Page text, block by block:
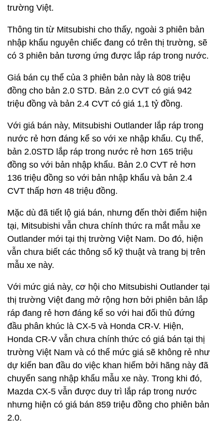
trường Việt.
Thông tin từ Mitsubishi cho thấy, ngoài 3 phiên bản
nhập khẩu nguyên chiếc đang có trên thị trường, sẽ
có 3 phiên bản tương ứng được lắp ráp trong nước.
Giá bán cụ thể của 3 phiên bản này là 808 triệu
đồng cho bản 2.0 STD. Bản 2.0 CVT có giá 942
triệu đồng và bản 2.4 CVT có giá 1,1 tỷ đồng.
Với giá bán này, Mitsubishi Outlander lắp ráp trong
nước rẻ hơn đáng kể so với xe nhập khẩu. Cụ thể,
bản 2.0STD lắp ráp trong nước rẻ hơn 165 triệu
đồng so với bản nhập khẩu. Bản 2.0 CVT rẻ hơn
136 triệu đồng so với bản nhập khẩu và bản 2.4
CVT thấp hơn 48 triệu đồng.
Mặc dù đã tiết lộ giá bán, nhưng đến thời điểm hiện
tại, Mitsubishi vẫn chưa chính thức ra mắt mẫu xe
Outlander mới tại thị trường Việt Nam. Do đó, hiện
vẫn chưa biết các thông số kỹ thuật và trang bị trên
mẫu xe này.
Với mức giá này, cơ hội cho Mitsubishi Outlander tại
thị trường Việt đang mở rộng hơn bởi phiên bản lắp
ráp đang rẻ hơn đáng kể so với hai đối thủ đứng
đầu phân khúc là CX-5 và Honda CR-V. Hiện,
Honda CR-V vẫn chưa chính thức có giá bán tại thị
trường Việt Nam và có thể mức giá sẽ không rẻ như
dự kiến ban đầu do việc khan hiếm bởi hãng này đã
chuyển sang nhập khẩu mẫu xe này. Trong khi đó,
Mazda CX-5 vẫn được duy trì lắp ráp trong nước
nhưng hiện có giá bán 859 triệu đồng cho phiên bản
2.0.